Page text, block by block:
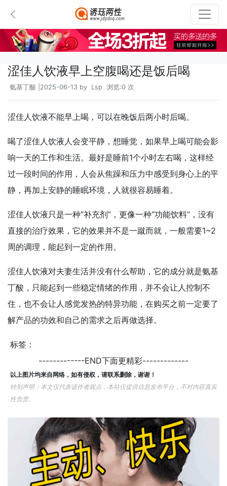
涩佳人饮液早上空腹喝还是饭后喝
氨基丁酸 |2025-06-13 by Lsp 浏览:0 次
涩佳人饮液不能早上喝，可以在晚饭后两小时后喝。
喝了涩佳人饮液人会变平静，想睡觉，如果早上喝可能会影
响一天的工作和生活。最好是睡前1个小时左右喝，这样经
过一段时间的作用，人会从焦躁和压力中感受到身心上的平
静，再加上安静的睡眠环境，人就很容易睡着。
涩佳人饮液只是一种“补充剂”，更像一种“功能饮料”，没有
直接的治疗效果，它的效果并不是一蹴而就，一般需要1~2
周的调理，能起到一定的作用。
涩佳人饮液对夫妻生活并没有什么帮助，它的成分就是氨基
丁酸，只能起到一些稳定情绪的作用，并不会让人控制不
住，也不会让人感觉发热的特异功能，在购买之前一定要了
解产品的功效和自己的需求之后再做选择。
标签：
-------------END下面更精彩-------------
以上图片均来自网络，如有侵权，请联系删除，谢谢！
特别声明：本文仅代表该作者观点，本站仅提供信息发布平台，不对内容真实
性负责。